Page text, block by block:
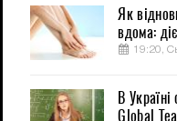
Як
вдома:
19:20,
В
Global